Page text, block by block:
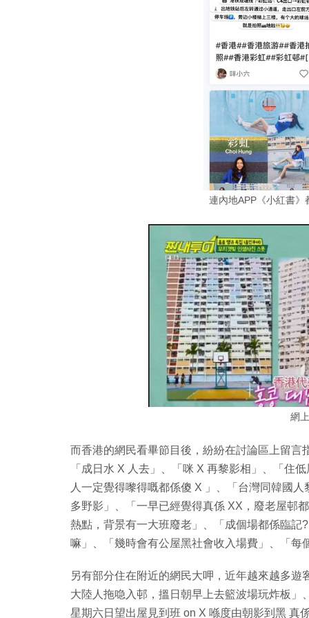
連內地APP《小紅書》
網
而香港的網民看畢節目後，紛紛在討論區上留
「成日水 X 人去」、「咪 X 再黎影相」、「住
人一定覺得嚟得嘅都係傻 X 」、「台灣同韓國
多野影」、「一早已經覺得真係 XX，廢老屋邨
熱點，背景有一大班廢老」、「成個場都係臨
嘛」、「幾時會有公屋黑社會收入場費」、「
另有部分住在附近的網民大呷，近年越來越多
大陸人拖喼入邨，搵日朝早上去籃波場玩炸板
星期六日望出屋見到班 on X 喺度由朝影到黑 真